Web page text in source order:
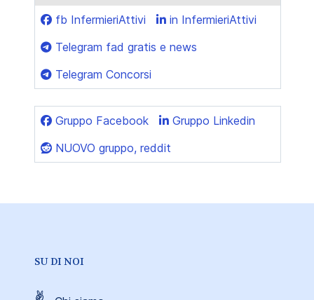
fb InfermieriAttivi
in InfermieriAttivi
Telegram fad gratis e news
Telegram Concorsi
Gruppo Facebook
Gruppo Linkedin
NUOVO gruppo, reddit
SU DI NOI